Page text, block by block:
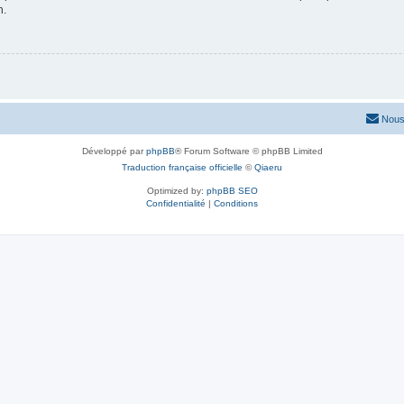
Développé parphpBB® Forum Software © phpBB Limited
Traduction française officielle ©Qiaeru
Optimized by: phpBB SEO
Confidentialité | Conditions